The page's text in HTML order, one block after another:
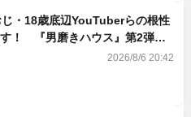
・18歳底辺YouTuberらの根性
！ 『男磨きハウス』第2弾コ
2026/8/6 20:42